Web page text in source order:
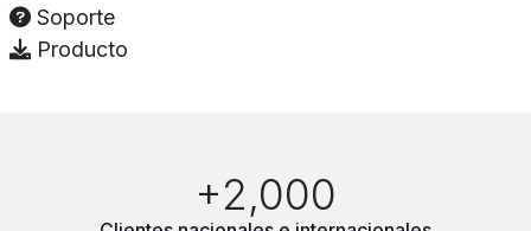
Soporte
Producto
+2,000